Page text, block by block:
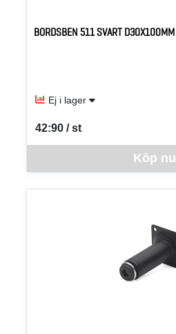
BORDSBEN 511 SVART D30X100MM
Ej i lager
Köp nu
42:90 / st
SEK per ST